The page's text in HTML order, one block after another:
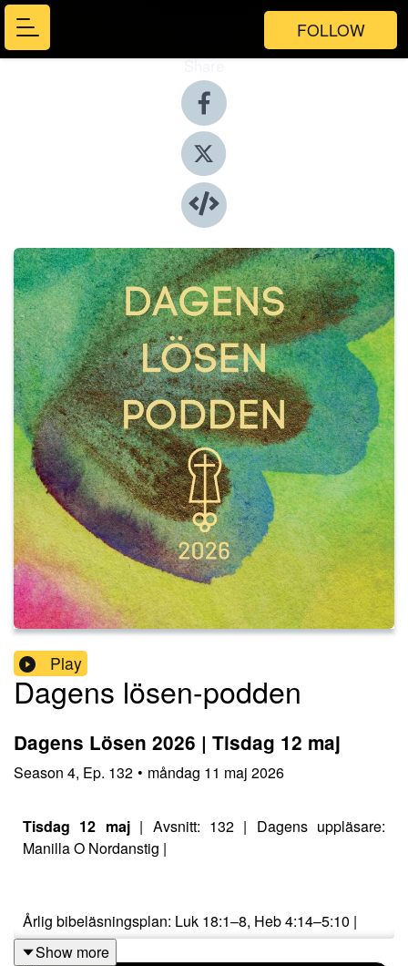
FOLLOW
Share
Play
Dagens lösen-podden
Dagens Lösen 2026 | Tisdag 12 maj
Season 4, Ep. 132 • måndag 11 maj 2026
Tisdag 12 maj | Avsnitt: 132 | Dagens uppläsare:
Manilla O Nordanstig |
Årlig bibeläsningsplan: Luk 18:1–8, Heb 4:14–5:10 |
Show more